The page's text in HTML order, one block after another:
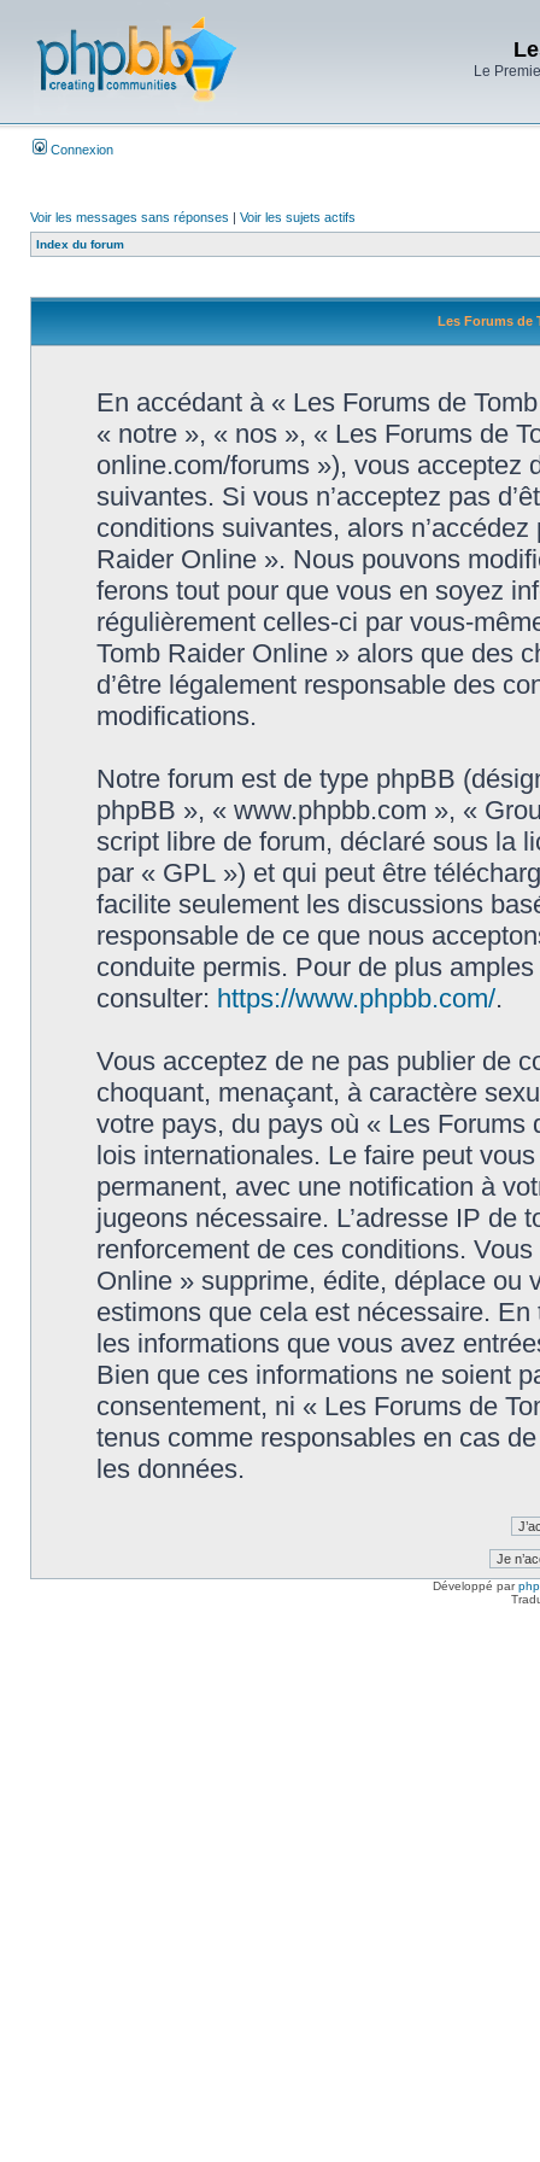
Le
Connexion
Voir les messages sans réponses | Voir les sujets actifs
Index du forum
Les Forums de
En accédant à « Les Forums de
« notre », « nos », « Les Forums de
online.com/forums »), vous acceptez
suivantes. Si vous n’acceptez pas
conditions suivantes, alors
Raider Online ». Nous pouvons
ferons tout pour que vous en soyez
régulièrement celles-ci par vous-
Tomb Raider Online » alors que des
d’être légalement responsable des
modifications.
Notre forum est de type phpBB
phpBB », « www.phpbb.com », «
script libre de forum, déclaré sous la
par « GPL ») et qui peut être
facilite seulement les discussions
responsable de ce que nous
conduite permis. Pour de plus
consulter: https://www.phpbb.com/.
Vous acceptez de ne pas publier de
choquant, menaçant, à caractère
votre pays, du pays où « Les
lois internationales. Le faire peut
permanent, avec une notification à
jugeons nécessaire. L’adresse IP de
renforcement de ces conditions.
Online » supprime, édite, déplace ou
estimons que cela est nécessaire.
les informations que vous avez
Bien que ces informations ne soient
consentement, ni « Les Forums de
tenus comme responsables en cas
les données.
Développé par